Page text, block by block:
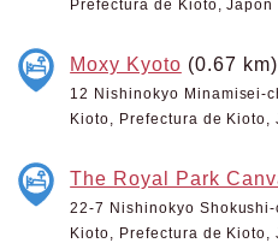
Prefectura de Kioto, Japón
Moxy Kyoto (0.67 km)
12 Nishinokyo Minamisei-
Kioto, Prefectura de Kioto,
The Royal Park
22-7 Nishinokyo
Kioto, Prefectura de Kioto,